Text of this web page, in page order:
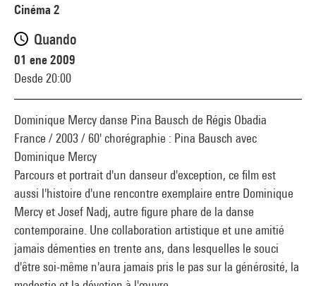
Dominique Mercy danse Pina Bausch de Régis Obadia
France / 2003 / 60' chorégraphie : Pina Bausch avec
Dominique Mercy
Parcours et portrait d'un danseur d'exception, ce film est
aussi l'histoire d'une rencontre exemplaire entre Dominique
Mercy et Josef Nadj, autre figure phare de la danse
contemporaine. Une collaboration artistique et une amitié
jamais démenties en trente ans, dans lesquelles le souci
d'être soi-même n'aura jamais pris le pas sur la générosité, la
Cinéma 2
Quando
01 ene 2009
Desde 20:00